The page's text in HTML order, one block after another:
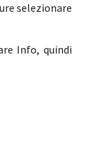
selezionare
Info, quindi